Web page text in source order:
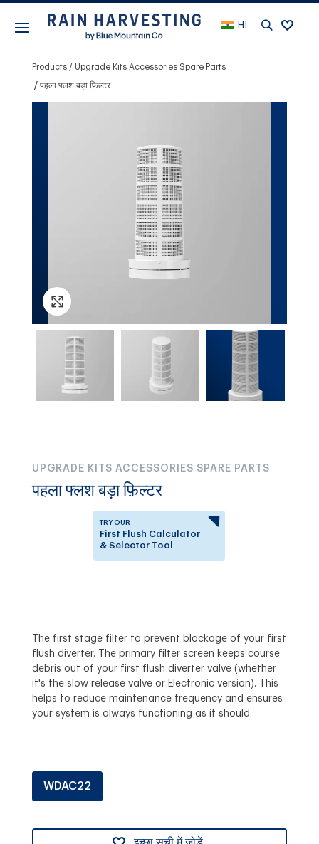
HI
Products Upgrade Kits Accessories Spare Parts
पहला फ्लश बड़ा फ़िल्टर
UPGRADE KITS ACCESSORIES SPARE PARTS
पहला फ्लश बड़ा फ़िल्टर
TRY OUR
First Flush Calculator
& Selector Tool
The first stage filter to prevent blockage of your first
flush diverter. The primary filter screen keeps course
debris out of your first flush diverter valve (whether
it's the slow release valve or Electronic version). This
helps to reduce maintenance frequency and ensures
your system is always functioning as it should.
WDAC22